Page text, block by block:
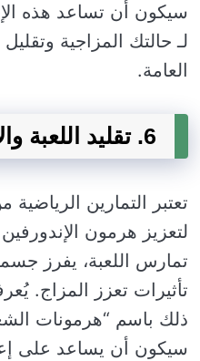
سيكون أن تساعد هذه
لـ حالتك المزاجية
العامة.
6. تقليد اللعبة والإندورفين
تعتبر التمارين الرياضية
لتعزيز هرمون
تمارس اللعبة، يفرز
تأثيرات تعزز المزاج.
ذلك باسم “هرمونات
سيكون أن يساعد على